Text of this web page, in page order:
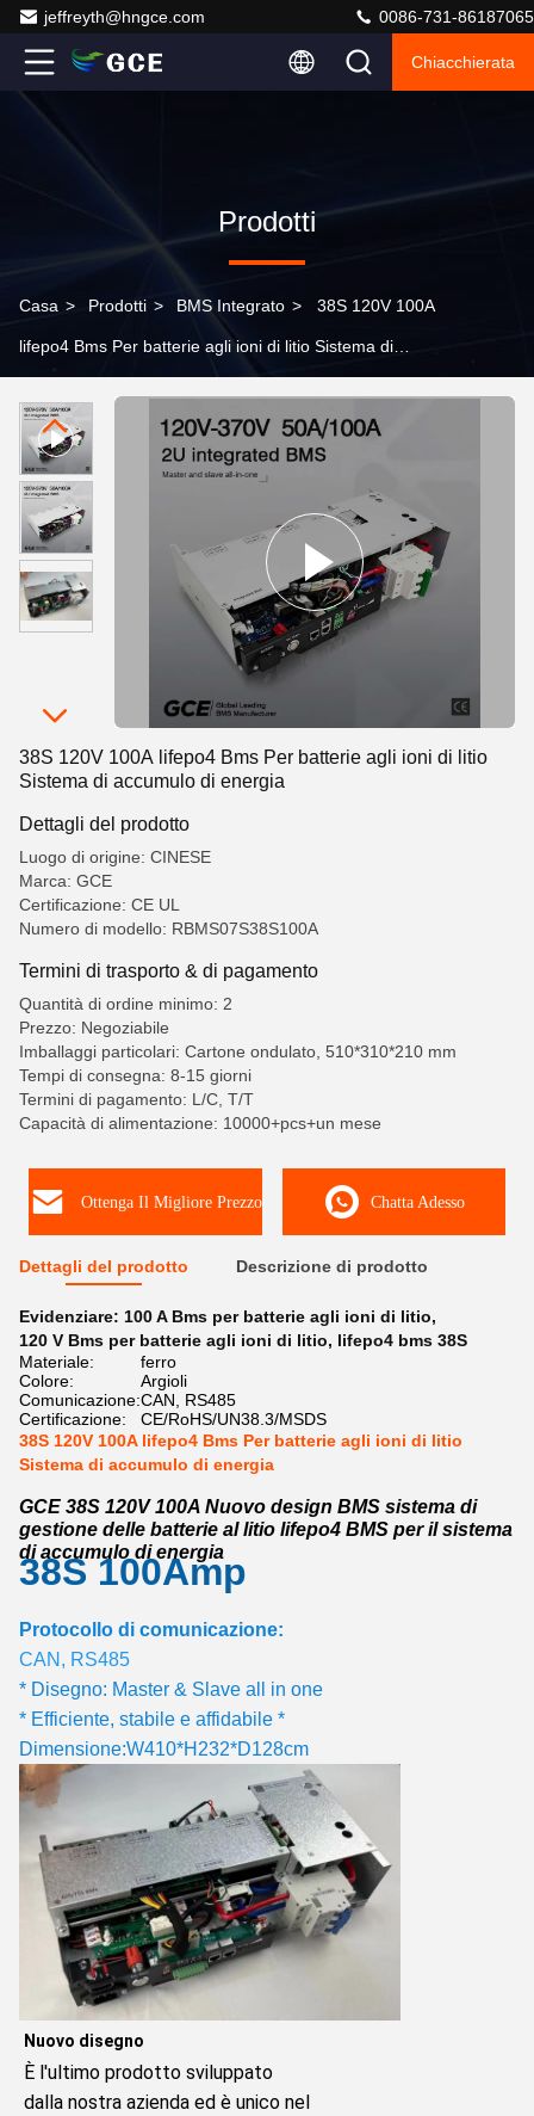
jeffreyth@hngce.com 0086-731-86187065
Chiacchierata
Prodotti
Casa > Prodotti > BMS Integrato > 38S 120V 100A
lifepo4 Bms Per batterie agli ioni di litio Sistema di
38S 120V 100A lifepo4 Bms Per batterie agli ioni di litio
Sistema di accumulo di energia
Dettagli del prodotto
Luogo di origine: CINESE
Marca: GCE
Certificazione: CE UL
Numero di modello: RBMS07S38S100A
Termini di trasporto & di pagamento
Quantità di ordine minimo: 2
Prezzo: Negoziabile
Imballaggi particolari: Cartone ondulato, 510*310*210 mm
Tempi di consegna: 8-15 giorni
Termini di pagamento: L/C, T/T
Capacità di alimentazione: 10000+pcs+un mese
Ottenga Il Migliore Prezzo Chatta Adesso
Dettagli del prodotto Descrizione di prodotto
Evidenziare: 100 A Bms per batterie agli ioni di litio,
120 V Bms per batterie agli ioni di litio, lifepo4 bms 38S
Materiale:
ferro
Colore:
Argioli
Comunicazione:CAN, RS485
Certificazione:
CE/RoHS/UN38.3/MSDS
38S 120V 100A lifepo4 Bms Per batterie agli ioni di litio
Sistema di accumulo di energia
GCE 38S 120V 100A Nuovo design BMS sistema di
gestione delle batterie al litio lifepo4 BMS per il sistema
di accumulo di energia
38S 100Amp
Protocollo di comunicazione:
CAN, RS485
* Disegno: Master & Slave all in one
* Efficiente, stabile e affidabile *
Dimensione:W410*H232*D128cm
Nuovo disegno
È l'ultimo prodotto sviluppato
dalla nostra azienda ed è unico nel